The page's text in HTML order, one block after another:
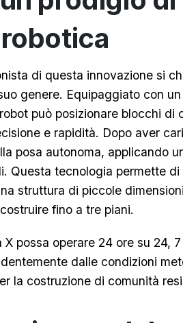
di questa innovazione si
genere. Equipaggiato con
può posizionare blocchi di
e rapidità. Dopo aver
posa autonoma, applicando
Questa tecnologia permette
struttura di piccole
fino a tre piani.
possa operare 24 ore su 24,
dalle condizioni
la costruzione di comunità